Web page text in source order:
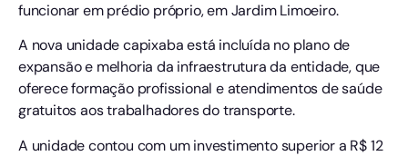
funcionar em prédio próprio, em Jardim Limoeiro.
A nova unidade capixaba está incluída no plano de
expansão e melhoria da infraestrutura da entidade, que
oferece formação profissional e atendimentos de saúde
gratuitos aos trabalhadores do transporte.
A unidade contou com um investimento superior a R$ 12